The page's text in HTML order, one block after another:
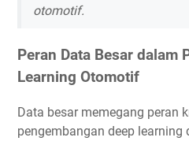
otomotif.
Peran Data Besar dalam
Learning Otomotif
Data besar memegang peran
pengembangan deep